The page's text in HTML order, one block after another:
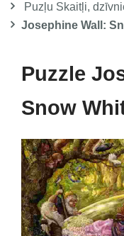
Puzļu Skaitļi,
Josephine Wall:
Puzzle
Snow